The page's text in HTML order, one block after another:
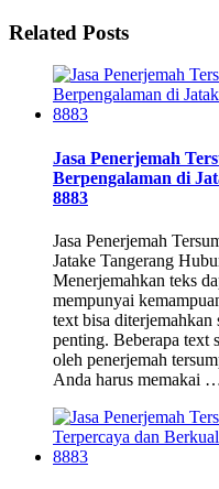
Related Posts
Jasa Penerjemah
Berpengalaman di
8883
Jasa Penerjemah
Jatake Tangerang
Menerjemahkan teks
mempunyai
text bisa diterjemahkan
penting. Beberapa text
oleh penerjemah
Anda harus memakai